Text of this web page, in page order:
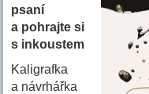
psaní
a pohrajte si
s inkoustem
Kaligrafka
a návrhářka